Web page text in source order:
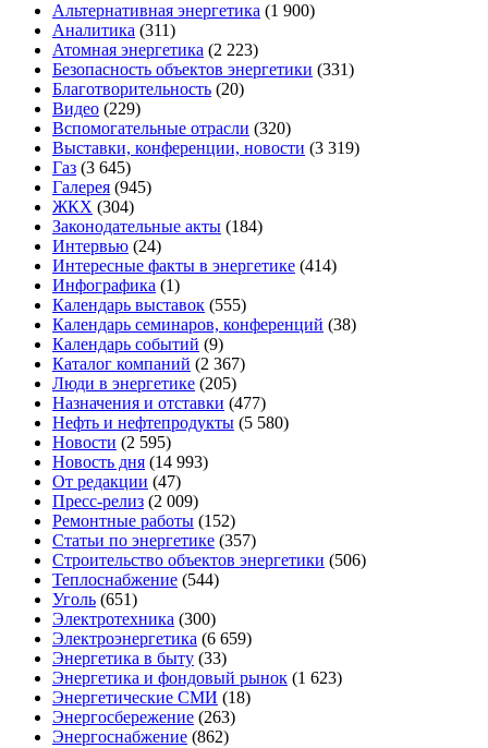
Альтернативная энергетика (1 900)
Аналитика (311)
Атомная энергетика (2 223)
Безопасность объектов энергетики (331)
Благотворительность (20)
Видео (229)
Вспомогательные отрасли (320)
Выставки, конференции, новости (3 319)
Газ (3 645)
Галерея (945)
ЖКХ (304)
Законодательные акты (184)
Интервью (24)
Интересные факты в энергетике (414)
Инфографика (1)
Календарь выставок (555)
Календарь семинаров, конференций (38)
Календарь событий (9)
Каталог компаний (2 367)
Люди в энергетике (205)
Назначения и отставки (477)
Нефть и нефтепродукты (5 580)
Новости (2 595)
Новость дня (14 993)
От редакции (47)
Пресс-релиз (2 009)
Ремонтные работы (152)
Статьи по энергетике (357)
Строительство объектов энергетики (506)
Теплоснабжение (544)
Уголь (651)
Электротехника (300)
Электроэнергетика (6 659)
Энергетика в быту (33)
Энергетика и фондовый рынок (1 623)
Энергетические СМИ (18)
Энергосбережение (263)
Энергоснабжение (862)